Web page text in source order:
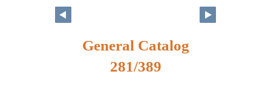
General Catalog
281/389